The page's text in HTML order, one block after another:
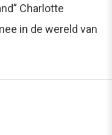
Charlotte
in de wereld van